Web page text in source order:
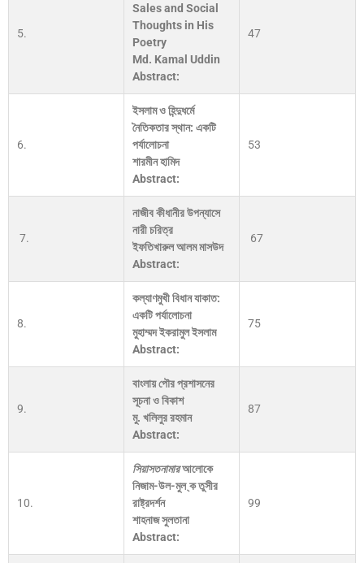
5.
Sales and Social
Thoughts in His
Poetry
Md. Kamal Uddin
Abstract:
47
6.
ইসলাম ও হিন্দুধর্মে
নৈতিকতার স্থান: একটি
পর্যালোচনা
শারমীন হামিদ
Abstract:
53
7.
নাজীব কীধানীর উপন্যাসে
নারী চরিত্র
ইফতিখারুল আলম মাসউদ
Abstract:
67
8.
কল্যাণমুখী বিধান যাকাত:
একটি পর্যালোচনা
মুহাম্মদ ইকরামুল ইসলাম
Abstract:
75
9.
বাংলায় পৌর প্রশাসনের
সূচনা ও বিকাশ
মু. খলিলুর রহমান
Abstract:
87
10.
সিয়াসতনামারআলোকে
নিজাম-উল-মুল ্ক তুসীর
রাষ্ট্রদর্শন
শাহনাজ সুলতানা
Abstract:
99